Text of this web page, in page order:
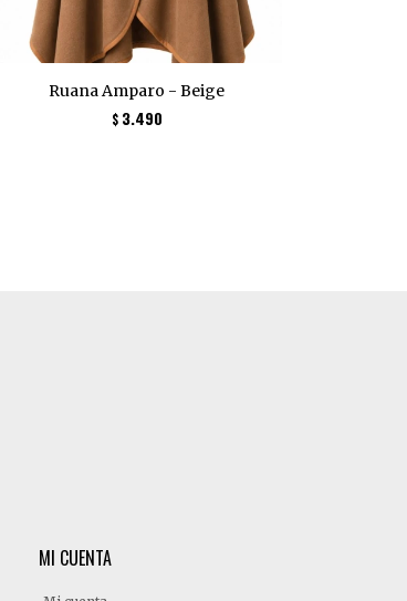
Ruana Amparo - Beige
$ 3.490
MI CUENTA